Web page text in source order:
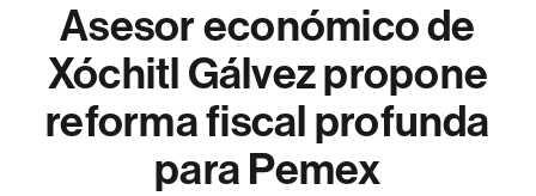
Asesor económico de
Xóchitl Gálvez propone
reforma fiscal profunda
para Pemex